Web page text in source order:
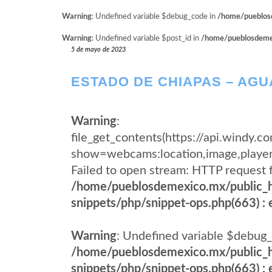
Warning: Undefined variable $debug_code in /home/
Warning: Undefined variable $post_id in /home/
5 de mayo de 2023
ESTADO DE CHIAPAS –
Warning:
file_get_contents(https://
Failed to open stream: HTTP
/home/pueblosdemexico.mx/
snippets/php/snippet-ops.php(663) :
Warning: Undefined variable
/home/pueblosdemexico.mx/
snippets/php/snippet-ops.php(663) :